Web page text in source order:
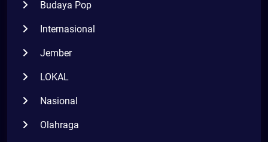
Budaya Pop
Internasional
Jember
LOKAL
Nasional
Olahraga